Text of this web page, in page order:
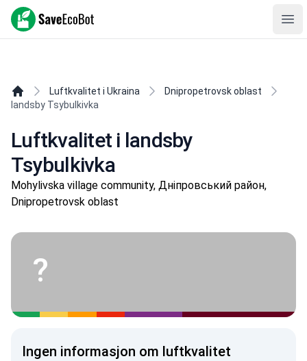
SaveEcoBot
Luftkvalitet i Ukraina
Dnipropetrovsk oblast
landsby Tsybulkivka
Luftkvalitet i landsby
Tsybulkivka
Mohylivska village community, Дніпровський район,
Dnipropetrovsk oblast
?
Ingen informasjon om luftkvalitet